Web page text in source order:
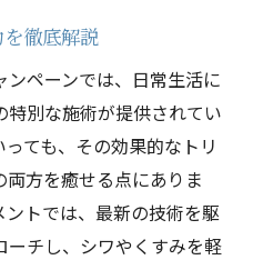
徹底解説
ペーンでは、日常生活に
別な施術が提供されてい
ても、その効果的なトリ
方を癒せる点にありま
トでは、最新の技術を駆
チし、シワやくすみを軽